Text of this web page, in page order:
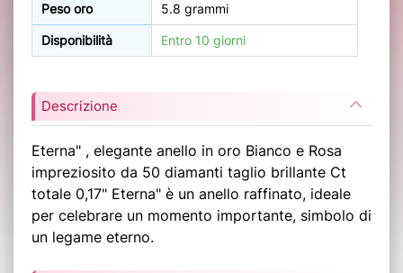
Peso oro 5.8 grammi
Disponibilità Entro 10 giorni
Descrizione
Eterna" , elegante anello in oro Bianco e Rosa
impreziosito da 50 diamanti taglio brillante Ct
totale 0,17" Eterna" è un anello raffinato, ideale
per celebrare un momento importante, simbolo di
un legame eterno.